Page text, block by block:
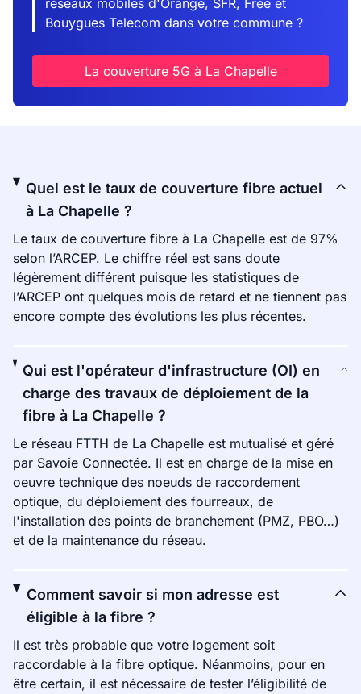
réseaux mobiles d'Orange, SFR, Free et
Bouygues Telecom dans votre commune ?
La couverture 5G à La Chapelle
Quel est le taux de couverture fibre actuel
à La Chapelle ?
Le taux de couverture fibre à La Chapelle est de 97%
selon l’ARCEP. Le chiffre réel est sans doute
légèrement différent puisque les statistiques de
l’ARCEP ont quelques mois de retard et ne tiennent pas
encore compte des évolutions les plus récentes.
Qui est l'opérateur d'infrastructure (OI) en
charge des travaux de déploiement de la
fibre à La Chapelle ?
Le réseau FTTH de La Chapelle est mutualisé et géré
par Savoie Connectée. Il est en charge de la mise en
oeuvre technique des noeuds de raccordement
optique, du déploiement des fourreaux, de
l'installation des points de branchement (PMZ, PBO…)
et de la maintenance du réseau.
Comment savoir si mon adresse est
éligible à la fibre ?
Il est très probable que votre logement soit
raccordable à la fibre optique. Néanmoins, pour en
être certain, il est nécessaire de tester l’éligibilité de